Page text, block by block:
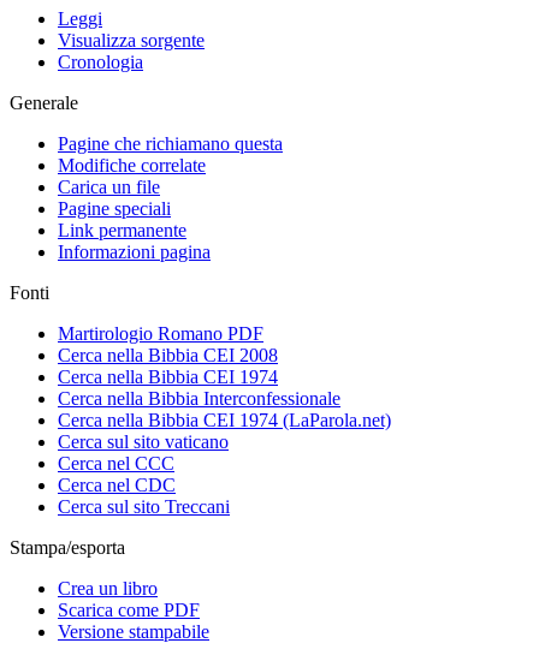
Leggi
Visualizza sorgente
Cronologia
Generale
Pagine che richiamano questa
Modifiche correlate
Carica un file
Pagine speciali
Link permanente
Informazioni pagina
Fonti
Martirologio Romano PDF
Cerca nella Bibbia CEI 2008
Cerca nella Bibbia CEI 1974
Cerca nella Bibbia Interconfessionale
Cerca nella Bibbia CEI 1974 (LaParola.net)
Cerca sul sito vaticano
Cerca nel CCC
Cerca nel CDC
Cerca sul sito Treccani
Stampa/esporta
Crea un libro
Scarica come PDF
Versione stampabile